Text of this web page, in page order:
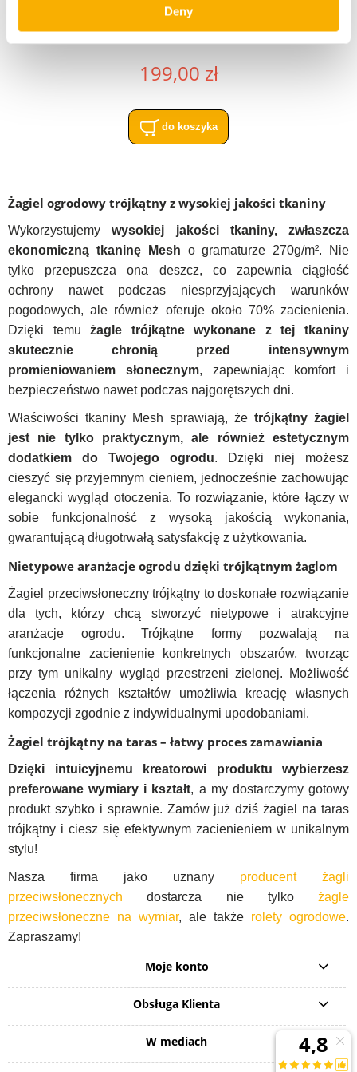
Deny
Żagiel przeciwsłoneczny biały trójkąt 5x5x7
199,00 zł
do koszyka
Żagiel ogrodowy trójkątny z wysokiej jakości tkaniny
Wykorzystujemywysokiej jakości tkaniny, zwłaszcza
ekonomiczną tkaninę Mesh o gramaturze 270g/m². Nie
tylko przepuszcza ona deszcz, co zapewnia ciągłość
ochrony nawet podczas niesprzyjających warunków
pogodowych, ale również oferuje około 70% zacienienia.
Dzięki temużagle trójkątne wykonane z tej tkaniny
skutecznie chronią przed intensywnym
promieniowaniem słonecznym, zapewniając komfort i
bezpieczeństwo nawet podczas najgorętszych dni.
Właściwości tkaniny Mesh sprawiają, że trójkątny żagiel
jest nie tylko praktycznym, ale również estetycznym
dodatkiem do Twojego ogrodu. Dzięki niej możesz
cieszyć się przyjemnym cieniem, jednocześnie zachowując
elegancki wygląd otoczenia. To rozwiązanie, które łączy w
sobie funkcjonalność z wysoką jakością wykonania,
gwarantującą długotrwałą satysfakcję z użytkowania.
Nietypowe aranżacje ogrodu dzięki trójkątnym żaglom
Żagiel przeciwsłoneczny trójkątny to doskonałe rozwiązanie
dla tych, którzy chcą stworzyć nietypowe i atrakcyjne
aranżacje ogrodu. Trójkątne formy pozwalają na
funkcjonalne zacienienie konkretnych obszarów, tworząc
przy tym unikalny wygląd przestrzeni zielonej. Możliwość
łączenia różnych kształtów umożliwia kreację własnych
kompozycji zgodnie z indywidualnymi upodobaniami.
Żagiel trójkątny na taras – łatwy proces zamawiania
Dzięki intuicyjnemu kreatorowi produktu wybierzesz
preferowane wymiary i kształt, a my dostarczymy gotowy
produkt szybko i sprawnie. Zamów już dziś żagiel na taras
trójkątny i ciesz się efektywnym zacienieniem w unikalnym
stylu!
Nasza firma jako uznany producent żagli
przeciwsłonecznych dostarcza nie tylkożagle
przeciwsłoneczne na wymiar, ale także rolety ogrodowe.
Zapraszamy!
Moje konto
Obsługa Klienta
W mediach